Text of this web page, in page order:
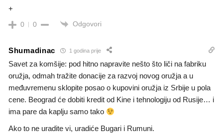
+
0 0 Odgovori
Shumadinac 1 godina prije
Savet za komšije: pod hitno napravite nešto što liči na fabriku
oružja, odmah tražite donacije za razvoj novog oružja a u
međuvremenu sklopite posao o kupovini oružja iz Srbije u pola
cene. Beograd će dobiti kredit od Kine i tehnologiju od Rusije… i
ima pare da kaplju samo tako
Ako to ne uradite vi, uradiće Bugari i Rumuni.